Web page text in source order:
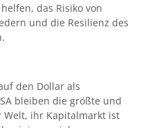
das Risiko von
und die Resilienz des
den Dollar als
bleiben die größte und
Welt, ihr Kapitalmarkt ist